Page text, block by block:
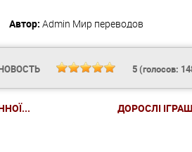
Автор: Admin Мир переводов
5(голосов:
ДОРОСЛІ